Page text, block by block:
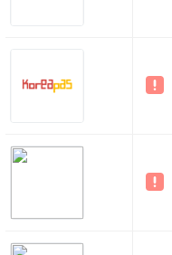

